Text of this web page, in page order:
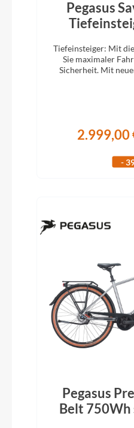
Pegasus
Tiefeinsteiger: Mit
Sie maximaler
Sicherheit. Mit
2.999,00
-
Pegasus
Belt